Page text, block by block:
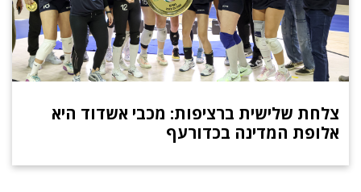
צלחת שלישית ברציפות: מכבי אשדוד היא
אלופת המדינה בכדורעף